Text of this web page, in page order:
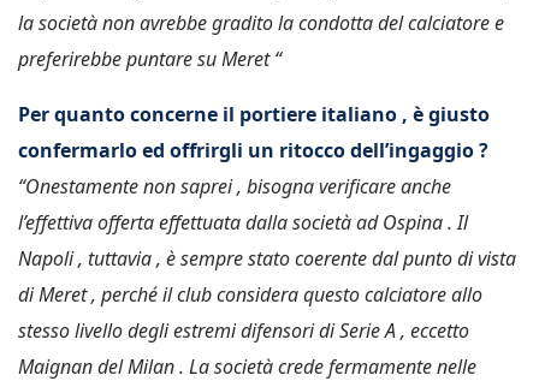
la società non avrebbe gradito la condotta del calciatore e
preferirebbe puntare su Meret “
Per quanto concerne il portiere italiano , è giusto
confermarlo ed offrirgli un ritocco dell’ingaggio ?
“Onestamente non saprei , bisogna verificare anche
l’effettiva offerta effettuata dalla società ad Ospina . Il
Napoli , tuttavia , è sempre stato coerente dal punto di vista
di Meret , perché il club considera questo calciatore allo
stesso livello degli estremi difensori di Serie A , eccetto
Maignan del Milan . La società crede fermamente nelle